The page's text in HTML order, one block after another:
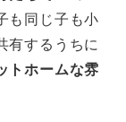
も同じ子も小
有するうちに
トホームな雰